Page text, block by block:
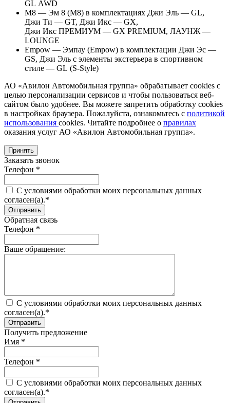
GL AWD
M8 — Эм 8 (M8) в комплектациях Джи Эль — GL,
Джи Ти — GT, Джи Икс — GX,
Джи Икс ПРЕМИУМ — GX PREMIUM, ЛАУНЖ —
LOUNGE
Empow — Эмпау (Empow) в комплектации Джи Эс —
GS, Джи Эль с элементы экстерьера в спортивном
стиле — GL (S-Style)
АО «Авилон Автомобильная группа» обрабатывает cookies с
целью персонализации сервисов и чтобы пользоваться веб-
сайтом было удобнее. Вы можете запретить обработку сookies
в настройках браузера. Пожалуйста, ознакомьтесь с политикой
использования cookies. Читайте подробнее о правилах
оказания услуг АО «Авилон Автомобильная группа».
Принять
Заказать звонок
Телефон *
C условиями обработки моих персональных данных
согласен(а).*
Обратная связь
Телефон *
Ваше обращение:
C условиями обработки моих персональных данных
согласен(а).*
Получить предложение
Имя *
Телефон *
C условиями обработки моих персональных данных
согласен(а).*